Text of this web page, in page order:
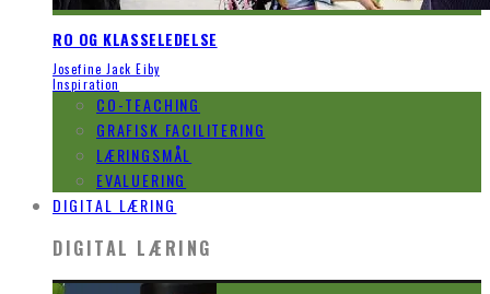
RO OG KLASSELEDELSE
Josefine Jack Eiby
Inspiration
CO-TEACHING
GRAFISK FACILITERING
LÆRINGSMÅL
EVALUERING
DIGITAL LÆRING
DIGITAL LÆRING